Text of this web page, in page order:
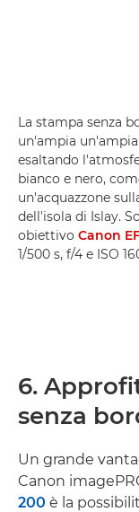
La stampa senza
un'ampia
esaltando
bianco e nero,
un'acquazzone
dell'isola di Islay.
obiettivo Canon
1/500 s, f/4 e ISO
6.
senza
Un grande
Canon
200 è la